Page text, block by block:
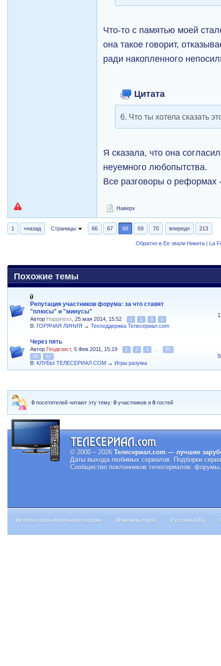
Что-то с памятью моей
она такое говорит,
ради накопленного
Цитата
6. Что ты хотела сказать
Я сказала, что она
неуемного любопытства.
Все разговоры о реформах
Наверх
1 «назад Страницы 66 67 68 69 70 вперед» 213
Обратно в Ее звали Никита | La
Похожие темы
Репутация участников форума: за что ставят
"плюсы" и "минусы"
Автор Happiness , 25 мая 2014, 15:52 1 2 3 4
В: ГОРЯЧАЯ ЛИНИЯ →Техподдержка Телесериал.com
Через пять
Автор Геодезист, 5 Фев 2011, 15:19 1 2 3
65
66
67
В: КЛУБЫ ТЕЛЕСЕРИАЛ.COM → Игры разума
0 посетителей читают эту тему:0 участников и0 гостей
© 2000 – 2026 Телесериал.com — лучшие
Даты выхода любимых сериалов.
Подборки
Сообщество поклонников телесериалов:
Использовать мобильную версию Изменить стиль Русский (RU)